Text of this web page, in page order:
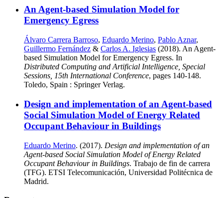
An Agent-based Simulation Model for
Emergency Egress
Álvaro Carrera Barroso, Eduardo Merino, Pablo Aznar,
Guillermo Fernández & Carlos A. Iglesias (2018). An Agent-
based Simulation Model for Emergency Egress. In
Distributed Computing and Artificial Intelligence, Special
Sessions, 15th International Conference, pages 140-148.
Toledo, Spain : Springer Verlag.
Design and implementation of an Agent-based
Social Simulation Model of Energy Related
Occupant Behaviour in Buildings
Eduardo Merino. (2017). Design and implementation of an
Agent-based Social Simulation Model of Energy Related
Occupant Behaviour in Buildings. Trabajo de fin de carrera
(TFG). ETSI Telecomunicación, Universidad Politécnica de
Madrid.